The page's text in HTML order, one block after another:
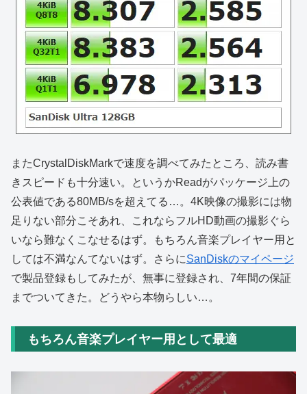
またCrystalDiskMarkで速度を調べてみたところ、読み書
きスピードも十分速い。というかReadがパッケージ上の
公表値である80MB/sを超えてる…。4K映像の撮影には物
足りない部分こそあれ、これならフルHD動画の撮影ぐら
いなら難なくこなせるはず。もちろん音楽プレイヤー用と
しては不満なんてないはず。さらにSanDiskのマイページ
で製品登録もしてみたが、無事に登録され、7年間の保証
までついてきた。どうやら本物らしい…。
もちろん音楽プレイヤー用として最適